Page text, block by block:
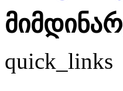
quick_links